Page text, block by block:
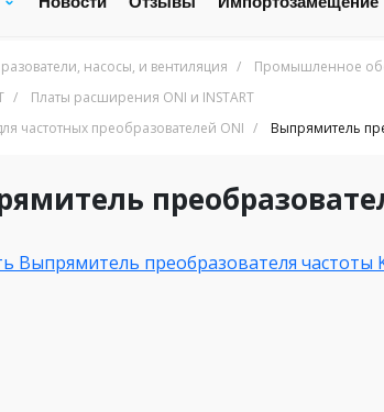
насосы, и вентиляция /
Промышленное
/
Платы расширения ONI и INSTART
частотных преобразователей ONI / Выпрямитель